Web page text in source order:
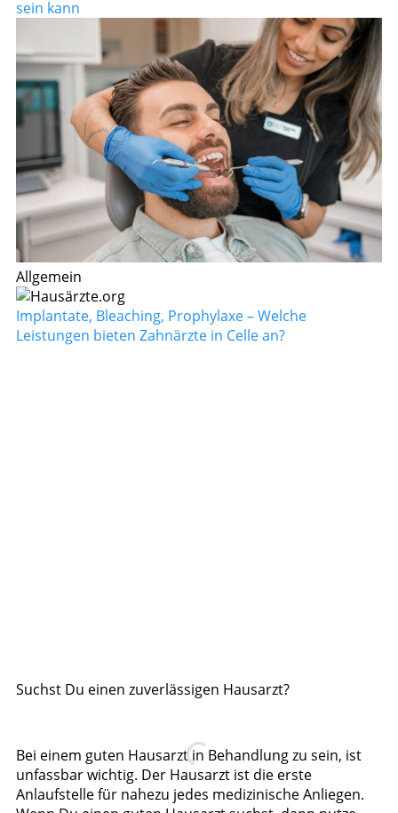
sein kann
Allgemein
Implantate, Bleaching, Prophylaxe – Welche
Leistungen bieten Zahnärzte in Celle an?
Suchst Du einen zuverlässigen Hausarzt?
Bei einem guten Hausarzt in Behandlung zu sein, ist
unfassbar wichtig. Der Hausarzt ist die erste
Anlaufstelle für nahezu jedes medizinische Anliegen.